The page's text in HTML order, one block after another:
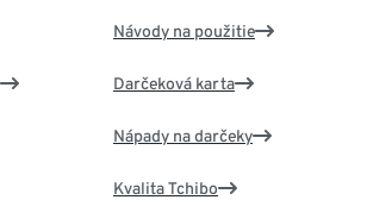
Návody na použitie
Darčeková karta
Nápady na darčeky
Kvalita Tchibo